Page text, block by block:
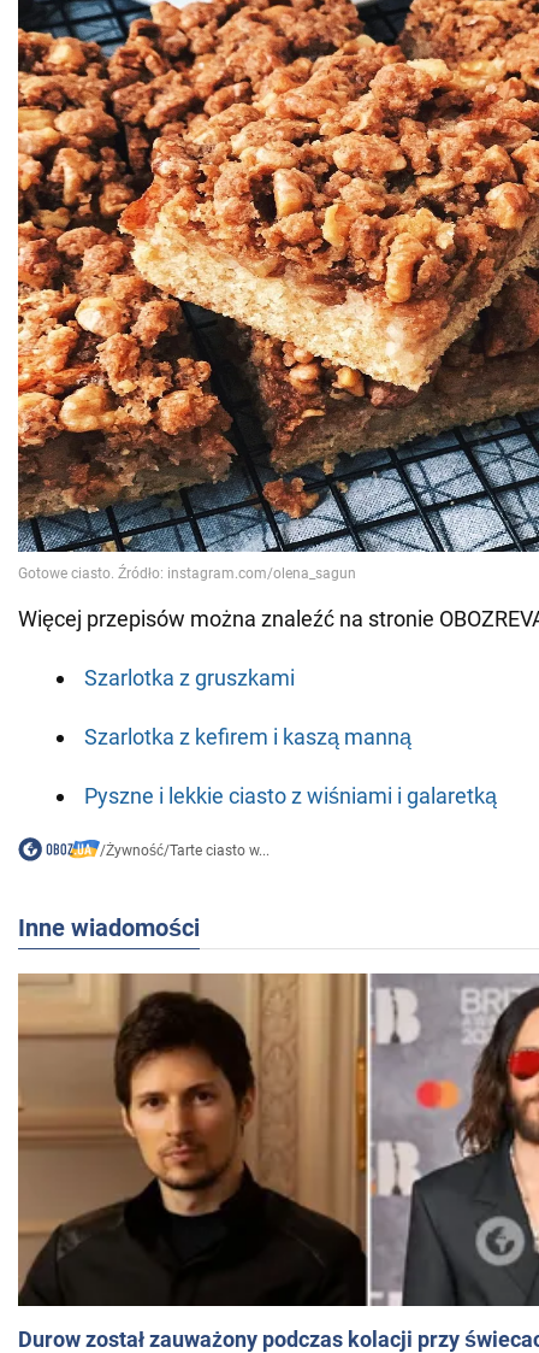
Więcej przepisów można znaleźć na stronie
Szarlotka z gruszkami
Szarlotka z kefirem i kaszą manną
Pyszne i lekkie ciasto z wiśniami i galaretką
/Żywność/Tarte ciasto w...
Inne wiadomości
Durow został zauważony podczas kolacji przy